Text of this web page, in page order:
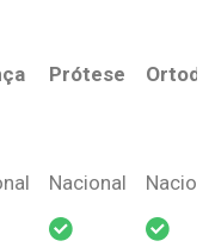
Prótese
Prótese
Nacional